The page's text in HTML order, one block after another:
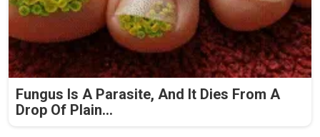
Fungus Is A Parasite, And It Dies From A
Drop Of Plain...